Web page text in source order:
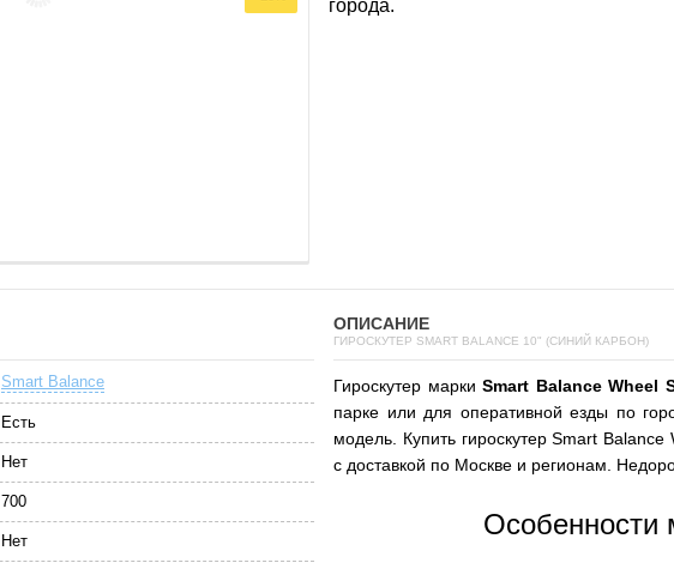
города.
Smart Balance
Есть
Нет
700
Нет
ОПИСАНИЕ
ГИРОСКУТЕР SMART BALANCE 10" (СИНИЙ КАРБОН)
Гироскутер маркиSmart Balance Wheel
парке или для оперативной езды по
модель. Купить гироскутер Smart
с доставкой по Москве и регионам.
Особенности